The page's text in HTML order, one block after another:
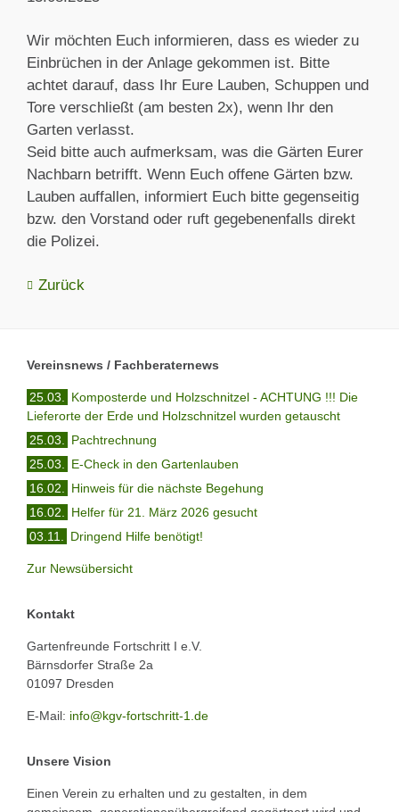
Wir möchten Euch informieren, dass es wieder zu
Einbrüchen in der Anlage gekommen ist. Bitte
achtet darauf, dass Ihr Eure Lauben, Schuppen und
Tore verschließt (am besten 2x), wenn Ihr den
Garten verlasst.
Seid bitte auch aufmerksam, was die Gärten Eurer
Nachbarn betrifft. Wenn Euch offene Gärten bzw.
Lauben auffallen, informiert Euch bitte gegenseitig
bzw. den Vorstand oder ruft gegebenenfalls direkt
die Polizei.
Zurück
Vereinsnews / Fachberaternews
25.03.
Komposterde und Holzschnitzel - ACHTUNG !!! Die
Lieferorte der Erde und Holzschnitzel wurden getauscht
25.03.
Pachtrechnung
25.03.
E-Check in den Gartenlauben
16.02.
Hinweis für die nächste Begehung
16.02.
Helfer für 21. März 2026 gesucht
03.11.
Dringend Hilfe benötigt!
Zur Newsübersicht
Kontakt
Gartenfreunde Fortschritt I e.V.
Bärnsdorfer Straße 2a
01097 Dresden
E-Mail: info@kgv-fortschritt-1.de
Unsere Vision
Einen Verein zu erhalten und zu gestalten, in dem